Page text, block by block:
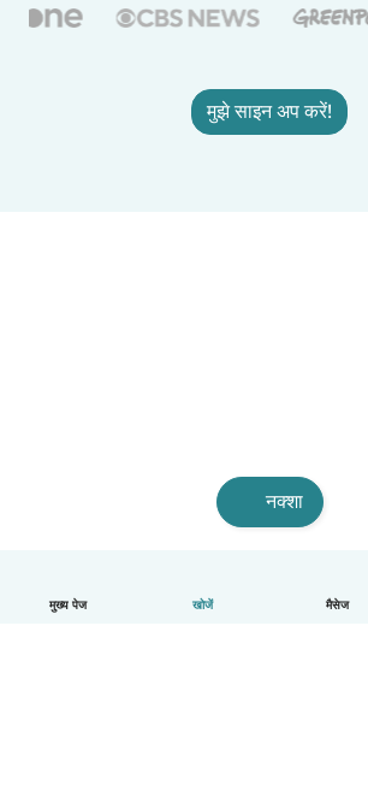
मुख्य पेज खोजें मैसेज
मुझे साइन अप करें!
नक्शा